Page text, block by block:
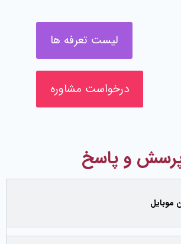
لیست تعرفه ها
درخواست مشاوره
و پاسخ
موبایل